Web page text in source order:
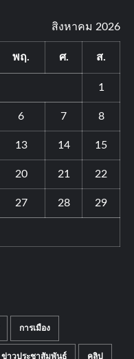
สิงหาคม 2026
พฤ. ศ. ส.
1
6 7 8
13 14 15
20 21 22
27 28 29
การเมือง
ข่าวประชาสัมพันธ์ คลิป